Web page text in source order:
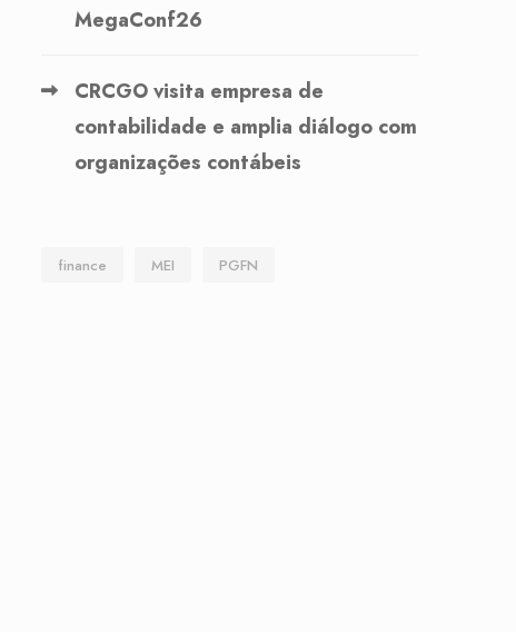
MegaConf26
CRCGO visita empresa de
contabilidade e amplia diálogo com
organizações contábeis
finance MEI PGFN